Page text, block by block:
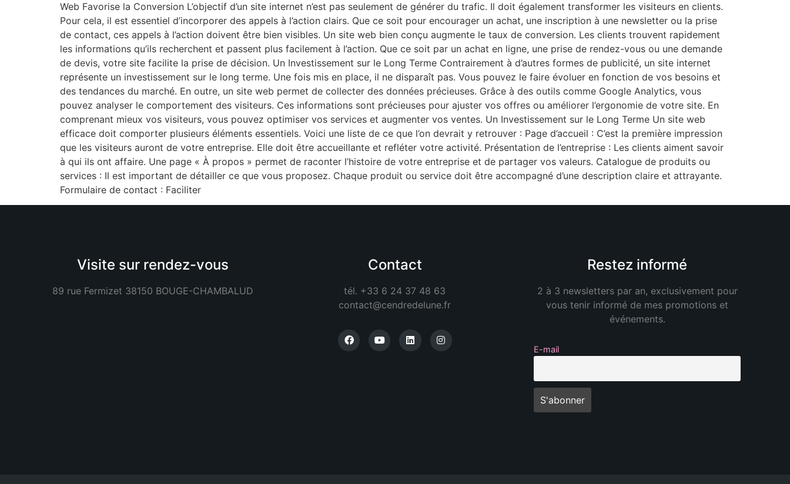
Web Favorise la Conversion L’objectif d’un site internet n’est pas seulement de générer du trafic. Il doit également transformer les visiteurs en clients.
Pour cela, il est essentiel d’incorporer des appels à l’action clairs. Que ce soit pour encourager un achat, une inscription à une newsletter ou la prise
de contact, ces appels à l’action doivent être bien visibles. Un site web bien conçu augmente le taux de conversion. Les clients trouvent rapidement
les informations qu’ils recherchent et passent plus facilement à l’action. Que ce soit par un achat en ligne, une prise de rendez-vous ou une demande
de devis, votre site facilite la prise de décision. Un Investissement sur le Long Terme Contrairement à d’autres formes de publicité, un site internet
représente un investissement sur le long terme. Une fois mis en place, il ne disparaît pas. Vous pouvez le faire évoluer en fonction de vos besoins et
des tendances du marché. En outre, un site web permet de collecter des données précieuses. Grâce à des outils comme Google Analytics, vous
pouvez analyser le comportement des visiteurs. Ces informations sont précieuses pour ajuster vos offres ou améliorer l’ergonomie de votre site. En
comprenant mieux vos visiteurs, vous pouvez optimiser vos services et augmenter vos ventes. Un Investissement sur le Long Terme Un site web
efficace doit comporter plusieurs éléments essentiels. Voici une liste de ce que l’on devrait y retrouver : Page d’accueil : C’est la première impression
que les visiteurs auront de votre entreprise. Elle doit être accueillante et refléter votre activité. Présentation de l’entreprise : Les clients aiment savoir
à qui ils ont affaire. Une page « À propos » permet de raconter l’histoire de votre entreprise et de partager vos valeurs. Catalogue de produits ou
services : Il est important de détailler ce que vous proposez. Chaque produit ou service doit être accompagné d’une description claire et attrayante.
Formulaire de contact : Faciliter
Visite sur rendez-vous
89 rue Fermizet 38150 BOUGE-CHAMBALUD
Contact
tél. +33 6 24 37 48 63
contact@cendredelune.fr
Restez informé
2 à 3 newsletters par an, exclusivement pour
vous tenir informé de mes promotions et
événements.
E-mail